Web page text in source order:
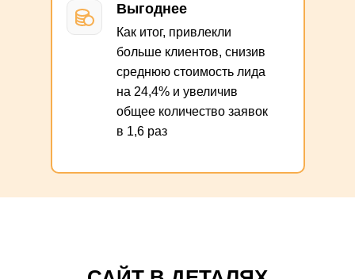
Выгоднее
Как итог, привлекли
больше клиентов, снизив
среднюю стоимость лида
на 24,4% и увеличив
общее количество заявок
в 1,6 раз